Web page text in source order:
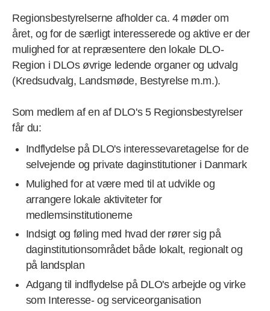
Regionsbestyrelserne afholder ca. 4 møder om
året, og for de særligt interesserede og aktive er der
mulighed for at repræsentere den lokale DLO-
Region i DLOs øvrige ledende organer og udvalg
(Kredsudvalg, Landsmøde, Bestyrelse m.m.).
Som medlem af en af DLO's 5 Regionsbestyrelser
får du:
Indflydelse på DLO's interessevaretagelse for de
selvejende og private daginstitutioner i Danmark
Mulighed for at være med til at udvikle og
arrangere lokale aktiviteter for
medlemsinstitutionerne
Indsigt og føling med hvad der rører sig på
daginstitutionsområdet både lokalt, regionalt og
på landsplan
Adgang til indflydelse på DLO's arbejde og virke
som Interesse- og serviceorganisation